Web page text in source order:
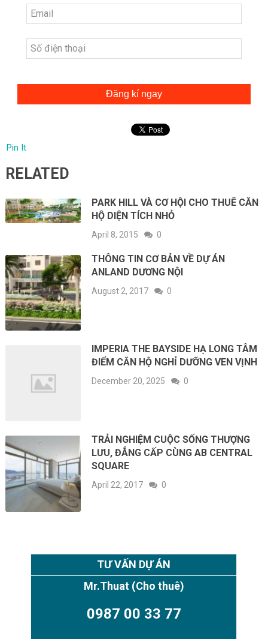
Đăng kí ngay
Pin It
RELATED
PARK HILL VÀ CƠ HỘI CHO THUÊ CĂN
HỘ DIỆN TÍCH NHỎ
April 8, 2015 0
THÔNG TIN CƠ BẢN VỀ DỰ ÁN
ANLAND DƯƠNG NỘI
August 2, 2017 0
IMPERIA THE BAYSIDE HẠ LONG TÂM
ĐIỂM CĂN HỘ NGHỈ DƯỠNG VEN VỊNH
December 20, 2025 0
TRẢI NGHIỆM CUỘC SỐNG THƯỢNG
LƯU, ĐẲNG CẤP CÙNG AB CENTRAL
SQUARE
April 22, 2017 0
TƯ VẤN DỰ ÁN
Mr.Thuat (Cho thuê)
0987 00 33 77